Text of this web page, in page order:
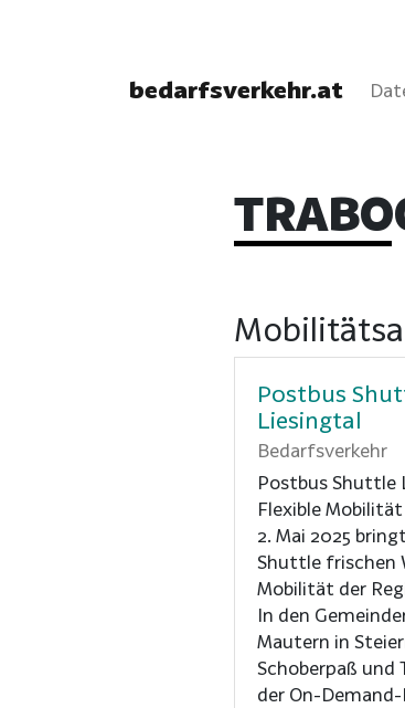
bedarfsverkehr.at
Postbus
Liesingtal
Bedarfsverkehr
Postbus Shuttle
Flexible Mobilität
2. Mai 2025
Shuttle frischen
Mobilität der
In den
Mautern in
Schoberpaß und
der On-